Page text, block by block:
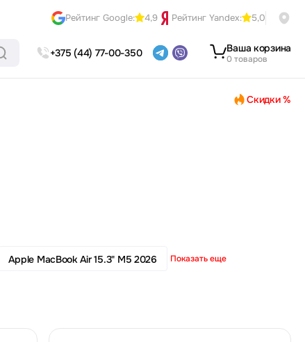
Рейтинг Google: 4,9 Рейтинг Yandex: 5,0
+375 (44) 77-00-350 Ваша корзина
0 товаров
Скидки %
Apple MacBook Air 15.3" M5 2026 Показать еще